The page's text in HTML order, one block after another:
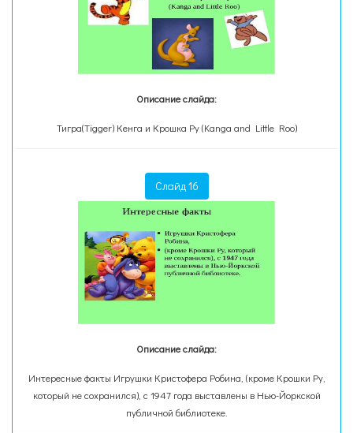
Описание слайда:
Тигра(Tigger) Кенга и Крошка Ру (Kanga and Little Roo)
Слайд 16
Описание слайда:
Интересные факты Игрушки Кристофера Робина, (кроме Крошки Ру,
который не сохранился), с 1947 года выставлены в Нью-Йоркской
публичной библиотеке.